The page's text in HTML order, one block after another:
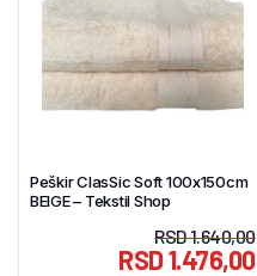
Peškir ClasSic Soft 100x150cm
BEIGE – Tekstil Shop
RSD1.640,00
RSD1.476,00